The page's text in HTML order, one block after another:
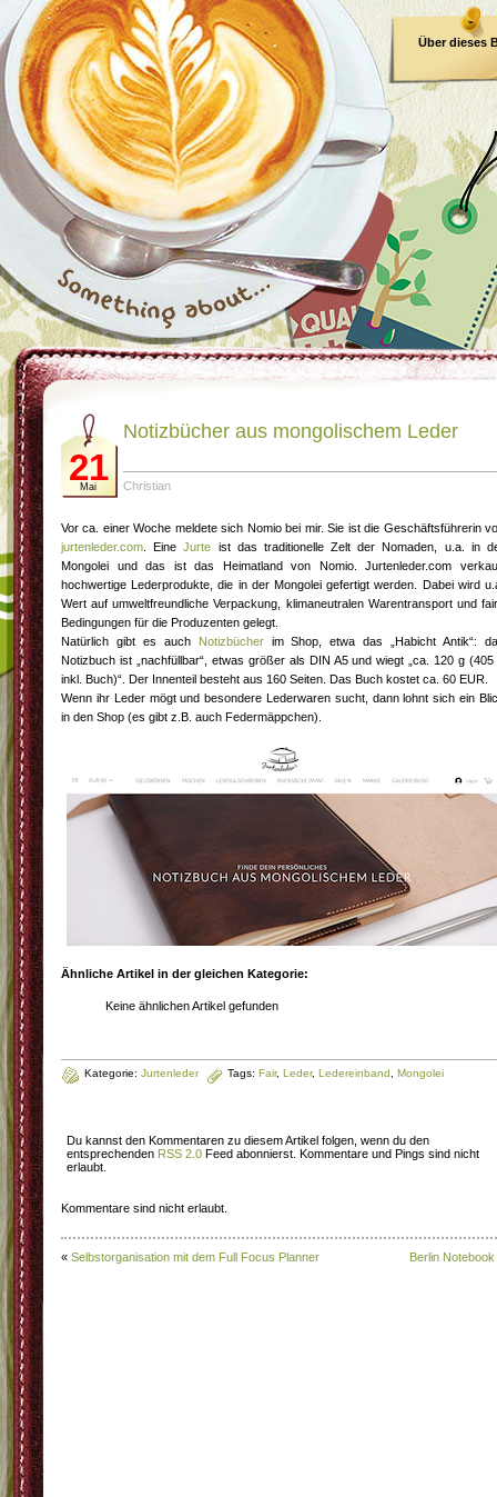
Über dieses
21
Mai
Notizbücher aus mongolischem Leder
Christian
Vor ca. einer Woche meldete sich Nomio bei mir. Sie ist die Geschäftsführerin
jurtenleder.com . EineJurte ist das traditionelle Zelt der Nomaden, u.a. in
Mongolei und das ist das Heimatland von Nomio. Jurtenleder.com
hochwertige Lederprodukte, die in der Mongolei gefertigt werden. Dabei wird
Wert auf umweltfreundliche Verpackung, klimaneutralen Warentransport und
Bedingungen für die Produzenten gelegt.
Natürlich gibt es auch
Notizbücherim Shop, etwa das „Habicht Antik“:
Notizbuch ist „nachfüllbar“, etwas größer als DIN A5 und wiegt „ca. 120 g (405
inkl. Buch)“. Der Innenteil besteht aus 160 Seiten. Das Buch kostet ca. 60 EUR.
Wenn ihr Leder mögt und besondere Lederwaren sucht, dann lohnt sich ein
in den Shop (es gibt z.B. auch Federmäppchen).
Ähnliche Artikel in der gleichen Kategorie:
Keine ähnlichen Artikel gefunden
Kategorie: Jurtenleder Tags: Fair, Leder, Ledereinband Mongolei
Du kannst den Kommentaren zu diesem Artikel folgen, wenn du den
entsprechenden RSS 2.0 Feed abonnierst. Kommentare und Pings sind nicht
erlaubt.
Kommentare sind nicht erlaubt.
« Selbstorganisation mit dem Full Focus Planner Berlin Notebook